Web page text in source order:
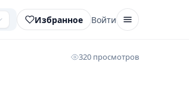
Избранное Войти
320 просмотров